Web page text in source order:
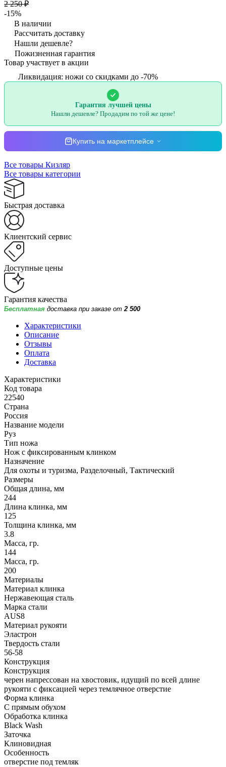
2 250 ₽
-15%
В наличии
Рассчитать доставку
Нашли дешевле?
Пожизненная гарантия
Товар участвует в акции
Ликвидация: ножи со скидками до -70%
Гарантия лучшей цены
Нашли дешевле? Продадим по той же цене!
Купить на маркетплейсе
Все товары Кизляр
Все товары категории
Быстрая доставка
Клиентский сервис
Доступные цены
Гарантия качества
Бесплатная доставка при заказе от 2 500
Характеристики
Описание
Отзывы
Оплата
Доставка
Характеристики
Код товара
22540
Страна
Россия
Название модели
Руз
Тип ножа
Нож с фиксированным клинком
Назначение
Для охоты и туризма, Разделочный, Тактический
Размеры
Общая длина, мм
244
Длина клинка, мм
125
Толщина клинка, мм
3.8
Масса, гр.
144
Масса, гр.
200
Материалы
Материал клинка
Нержавеющая сталь
Марка стали
AUS8
Материал рукояти
Эластрон
Твердость стали
56-58
Конструкция
Конструкция
черен напрессован на хвостовик, идущий по всей длине
рукояти с фиксацией через темлячное отверстие
Форма клинка
С прямым обухом
Обработка клинка
Black Wash
Заточка
Клиновидная
Особенность
отверстие под темляк